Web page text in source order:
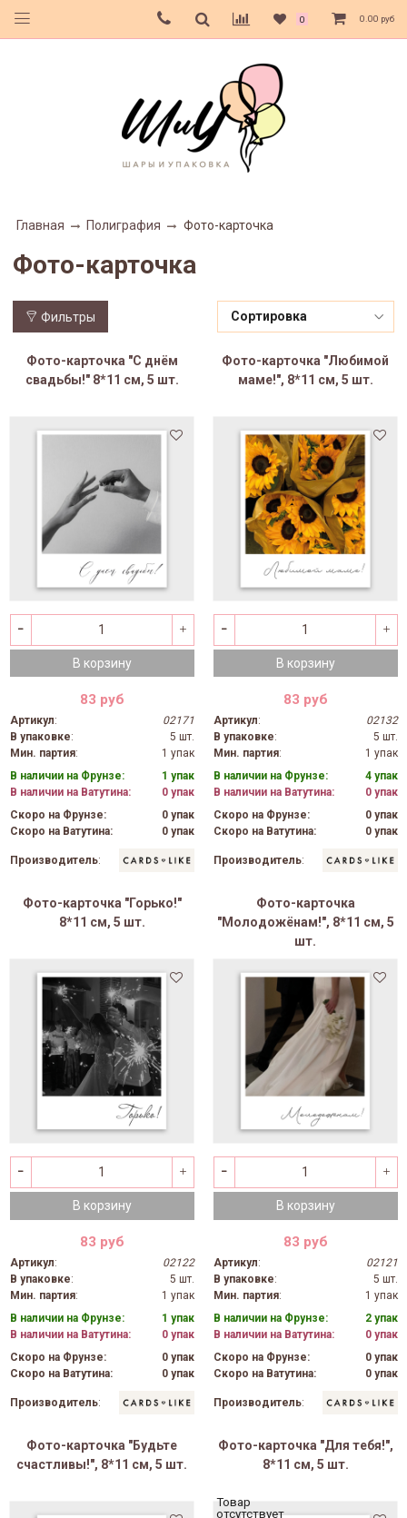
0 0.00 руб
Главная Полиграфия Фото-карточка
Фото-карточка
Фильтры
Фото-карточка "С днём
свадьбы!" 8*11 см, 5 шт.
В корзину
83 руб
Артикул:
02171
В упаковке:
5 шт.
Мин. партия:
1 упак
В наличии на Фрунзе:
1 упак
В наличии на Ватутина:
0 упак
Скоро на Фрунзе:
0 упак
Скоро на Ватутина:
0 упак
Производитель:
Фото-карточка "Любимой
маме!", 8*11 см, 5 шт.
В корзину
83 руб
Артикул:
02132
В упаковке:
5 шт.
Мин. партия:
1 упак
В наличии на Фрунзе:
4 упак
В наличии на Ватутина:
0 упак
Скоро на Фрунзе:
0 упак
Скоро на Ватутина:
0 упак
Производитель:
Фото-карточка "Горько!"
8*11 см, 5 шт.
В корзину
83 руб
Артикул:
02122
В упаковке:
5 шт.
Мин. партия:
1 упак
В наличии на Фрунзе:
1 упак
В наличии на Ватутина:
0 упак
Скоро на Фрунзе:
0 упак
Скоро на Ватутина:
0 упак
Производитель:
Фото-карточка
"Молодожёнам!", 8*11 см, 5
шт.
В корзину
83 руб
Артикул:
02121
В упаковке:
5 шт.
Мин. партия:
1 упак
В наличии на Фрунзе:
2 упак
В наличии на Ватутина:
0 упак
Скоро на Фрунзе:
0 упак
Скоро на Ватутина:
0 упак
Производитель:
Фото-карточка "Будьте
счастливы!", 8*11 см, 5 шт.
Фото-карточка "Для тебя!",
8*11 см, 5 шт.
Товар
отсутствует